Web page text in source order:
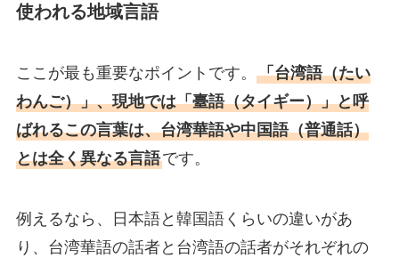
使われる地域言語
ここが最も重要なポイントです。 「台湾語（たい
わんご）」、現地では「臺語（タイギー）」と呼
ばれるこの言葉は、台湾華語や中国語（普通話）
とは全く異なる言語です。
例えるなら、日本語と韓国語くらいの違いがあ
り、台湾華語の話者と台湾語の話者がそれぞれの